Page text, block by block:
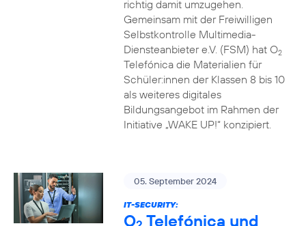
richtig damit umzugehen.
Gemeinsam mit der Freiwilligen
Selbstkontrolle Multimedia-
Diensteanbieter e.V. (FSM) hat O2
Telefónica die Materialien für
Schüler:innen der Klassen 8 bis 10
als weiteres digitales
Bildungsangebot im Rahmen der
Initiative „WAKE UP!“ konzipiert.
05. September 2024
IT-SECURITY:
O Telefónica und